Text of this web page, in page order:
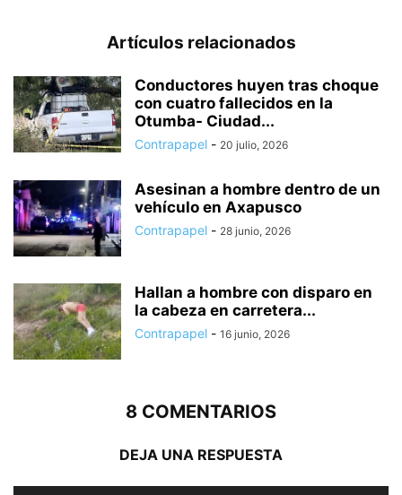
Artículos relacionados
Conductores huyen tras choque
con cuatro fallecidos en la
Otumba- Ciudad...
Contrapapel - 20 julio, 2026
Asesinan a hombre dentro de un
vehículo en Axapusco
Contrapapel - 28 junio, 2026
Hallan a hombre con disparo en
la cabeza en carretera...
Contrapapel - 16 junio, 2026
8 COMENTARIOS
DEJA UNA RESPUESTA